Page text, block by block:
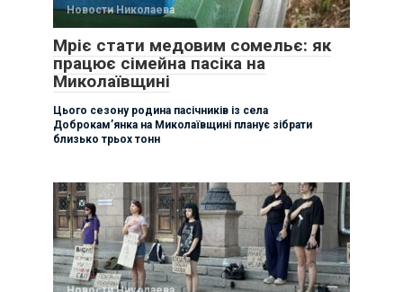
Новости Николаева
Мріє стати медовим сомельє: як
працює сімейна пасіка на
Миколаївщині
Цього сезону родина пасічників із села
Доброкам’янка на Миколаївщині планує зібрати
близько трьох тонн